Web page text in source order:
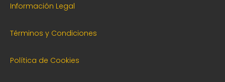
Información Legal
Términos y Condiciones
Política de Cookies